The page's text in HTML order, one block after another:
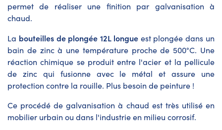
permet de réaliser une finition par galvanisation à
chaud.
La bouteilles de plongée 12L longueest plongée dans un
bain de zinc à une température proche de 500°C. Une
réaction chimique se produit entre l'acier et la pellicule
de zinc qui fusionne avec le métal et assure une
protection contre la rouille. Plus besoin de peinture !
Ce procédé de galvanisation à chaud est très utilisé en
mobilier urbain ou dans l'industrie en milieu corrosif.